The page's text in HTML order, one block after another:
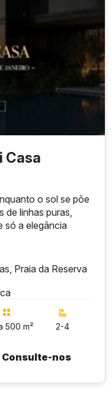
Casa
o sol se põe
de linhas puras,
só a elegância
Praia da Reserva
500 m² 2-4
Consulte-nos